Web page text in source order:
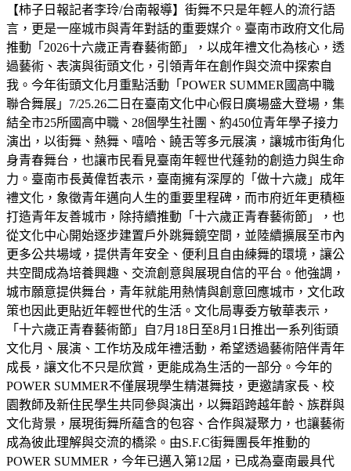
【柿子日報記者李玲/台南報導】街舞不只是年輕人的流行語
言，更是一座城市與青年對話的重要媒介。臺南市政府文化局
推動「2026十六歲正青春藝術節」，以成年禮文化為核心，透
過藝術、表演與街頭文化，引領青年在創作與交流中探索自
我。今年街頭文化月重點活動「POWER SUMMER國高中職
聯合舞展」7/25.26二日在臺南文化中心假日廣場盛大登場，集
結全市25所國高中職、28個學生社團、約450位青年學子接力
演出，以街舞、熱舞、嘻哈、饒舌等多元展演，讓城市街角化
身青春舞台，也讓市民看見臺南年輕世代蓬勃的創造力與生命
力。臺南市長黃偉哲表示，臺南擁有深厚的「做十六歲」成年
禮文化，象徵青年邁向人生的重要里程碑，而市府近年更積極
打造青年友善城市，除持續推動「十六歲正青春藝術節」，也
從文化中心開始逐步建置戶外跳舞鏡空間，並陸續擴展至市內
更多公共場域，提供青年安全、便利且自由練舞的環境，讓公
共空間成為培養興趣、交流創意與展現自信的平台。他強調，
城市願意提供舞台，青年就能用熱情與創意回應城市，文化政
策也因此更貼近年輕世代的生活。文化局專委方敏華表示，
「十六歲正青春藝術節」自7月18日至8月1日推出一系列街頭
文化月、展演、工作坊及成年禮活動，希望透過藝術陪伴青年
成長，讓文化不只是欣賞，更能成為生活的一部分。今年的
POWER SUMMER不僅展現學生精湛舞技，更邀請家長、校
園教師及新住民學生共同參與演出，以舞蹈跨越年齡、族群與
文化背景，展現街舞所蘊含的包容、合作與凝聚力，也讓藝術
成為彼此理解與交流的橋梁。由S.F.C街舞團長年推動的
POWER SUMMER，今年已邁入第12屆，已成為臺南最具代